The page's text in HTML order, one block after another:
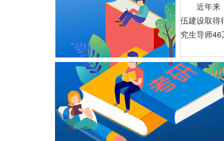
近年来
伍建设取得
究生导师